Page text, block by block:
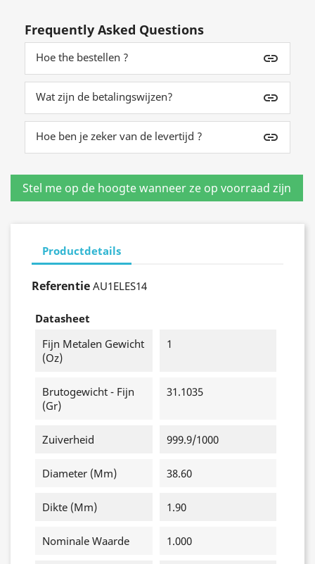
Frequently Asked Questions
Hoe the bestellen ? insert_link
Wat zijn de betalingswijzen? insert_link
Hoe ben je zeker van de levertijd ? insert_link
Productdetails
Referentie AU1ELES14
Datasheet
Fijn Metalen Gewicht
(oz)
1
Brutogewicht - Fijn
(gr)
31.1035
Zuiverheid 999.9/1000
Diameter (mm) 38.60
Dikte (mm) 1.90
Nominale Waarde 1.000